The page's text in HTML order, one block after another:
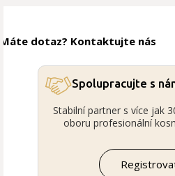
Máte dotaz? Kontaktujte nás
Spolupracujte s
Stabilní partner s více jak
oboru profesionální